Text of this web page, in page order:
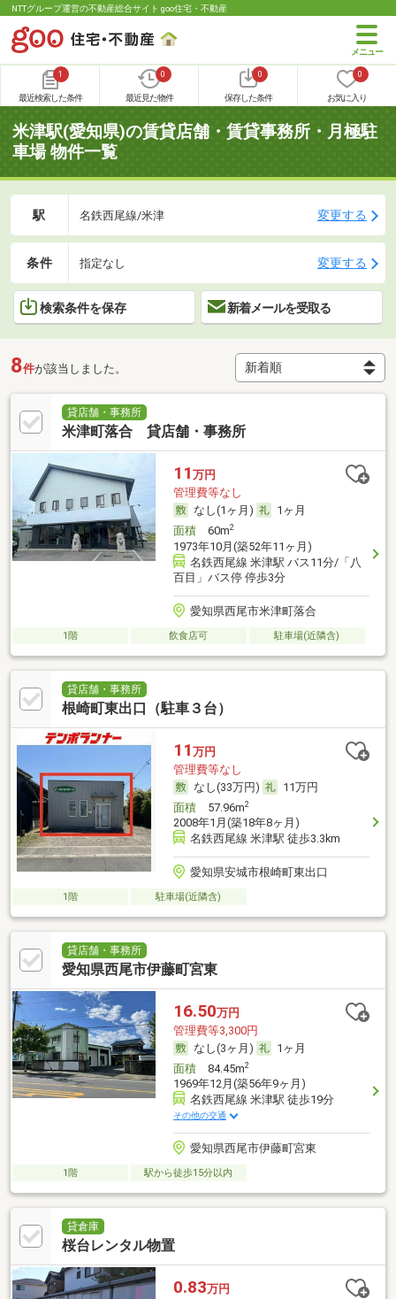
NTTグループ運営の不動産総合サイト goo住宅・不動産
1
最近検索した条件
0
最近見た物件
0
保存した条件
0
お気に入り
米津駅(愛知県)の賃貸店舗・賃貸事務所・月極駐
車場 物件一覧
駅 名鉄西尾線/米津 変更する
条件 指定なし 変更する
検索条件を保存 新着メールを受取る
8件が該当しました。
貸店舗・事務所
米津町落合 貸店舗・事務所
11 万円
管理費等なし
なし(1ヶ月)
1ヶ月
面積60m2
1973年10月(築52年11ヶ月)
名鉄西尾線 米津駅 バス11分/「八
百目」バス停 停歩3分
愛知県西尾市米津町落合
1階 飲食店可 駐車場(近隣含)
貸店舗・事務所
根崎町東出口（駐車３台）
11 万円
管理費等なし
なし(33万円)
11万円
面積57.96m2
2008年1月(築18年8ヶ月)
名鉄西尾線 米津駅 徒歩3.3km
愛知県安城市根崎町東出口
1階 駐車場(近隣含)
貸店舗・事務所
愛知県西尾市伊藤町宮東
16.50万円
管理費等3,300円
なし(3ヶ月)
1ヶ月
面積84.45m2
1969年12月(築56年9ヶ月)
名鉄西尾線 米津駅 徒歩19分
その他の交通
愛知県西尾市伊藤町宮東
1階 駅から徒歩15分以内
貸倉庫
桜台レンタル物置
0.83万円